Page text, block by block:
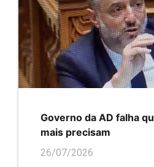
Governo da AD falha
mais precisam
26/07/2026